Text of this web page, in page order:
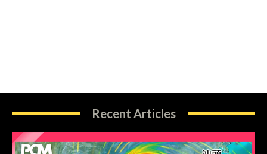
Recent Articles